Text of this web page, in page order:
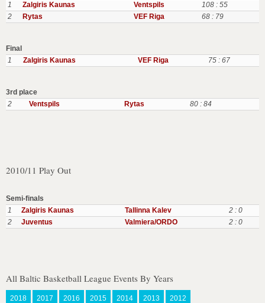
1
Zalgiris Kaunas Ventspils
108 : 55
2
Rytas VEF Riga 68 : 79
Final
1
Zalgiris Kaunas VEF Riga 75 : 67
3rd place
2
Ventspils Rytas 80 : 84
2010/11 Play Out
Semi-finals
1
Zalgiris Kaunas Tallinna Kalev
2 : 0
2
Juventus Valmiera/ORDO 2 : 0
All Baltic Basketball League Events By Years
2018 2017 2016 2015 2014 2013 2012